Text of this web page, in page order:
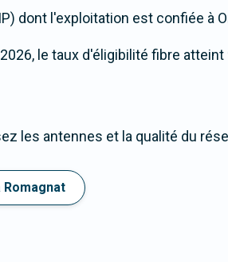
dont l'exploitation est confiée à
le taux d'éligibilité fibre atteint
les antennes et la qualité du
Romagnat